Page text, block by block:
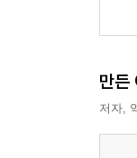
만든
저자,